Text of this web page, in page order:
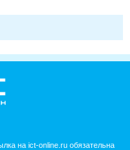
на ict-online.ru обязательна